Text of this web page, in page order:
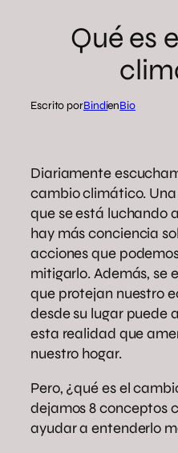
Qué es
Escrito porBindienBio
Diariamente
cambio climático.
que se está luchando
hay más conciencia
acciones que
mitigarlo. Además, se
que protejan nuestro
desde su lugar puede
esta realidad que
nuestro hogar.
Pero, ¿qué es el
dejamos 8 conceptos
ayudar a entenderlo